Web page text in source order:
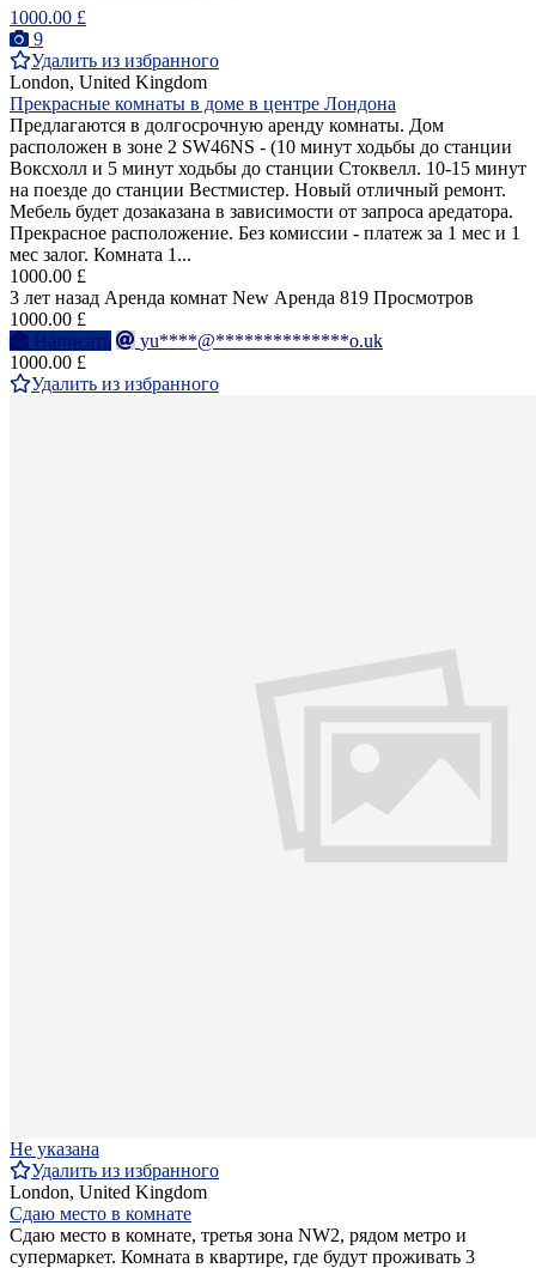
1000.00 £
9
Удалить из избранного
London, United Kingdom
Прекрасные комнаты в доме в центре Лондона
Предлагаются в долгосрочную аренду комнаты. Дом
расположен в зоне 2 SW46NS - (10 минут ходьбы до станции
Воксхолл и 5 минут ходьбы до станции Стоквелл. 10-15 минут
на поезде до станции Вестмистер. Новый отличный ремонт.
Мебель будет дозаказана в зависимости от запроса аредатора.
Прекрасное расположение. Без комиссии - платеж за 1 мес и 1
мес залог. Комната 1...
1000.00 £
3 лет назад Аренда комнат New Аренда 819 Просмотров
1000.00 £
Написать
yu****@**************o.uk
1000.00 £
Удалить из избранного
Не указана
Удалить из избранного
London, United Kingdom
Сдаю место в комнате
Сдаю место в комнате, третья зона NW2, рядом метро и
супермаркет. Комната в квартире, где будут проживать 3